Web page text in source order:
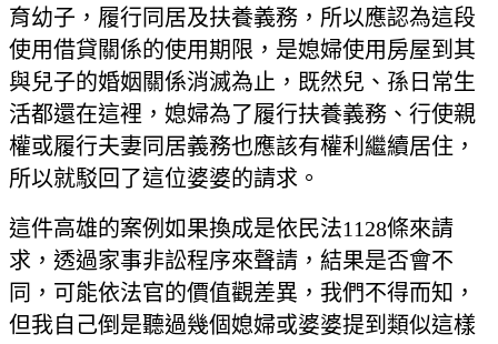
育幼子，履行同居及扶養義務，所以應認為這段
使用借貸關係的使用期限，是媳婦使用房屋到其
與兒子的婚姻關係消滅為止，既然兒、孫日常生
活都還在這裡，媳婦為了履行扶養義務、行使親
權或履行夫妻同居義務也應該有權利繼續居住，
所以就駁回了這位婆婆的請求。
這件高雄的案例如果換成是依民法1128條來請
求，透過家事非訟程序來聲請，結果是否會不
同，可能依法官的價值觀差異，我們不得而知，
但我自己倒是聽過幾個媳婦或婆婆提到類似這樣